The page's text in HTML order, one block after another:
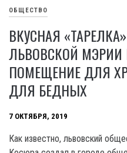
ОБЩЕСТВО
ВКУСНАЯ
ЛЬВОВСКОЙ
ПОМЕЩЕНИЕ ДЛЯ
ДЛЯ БЕДНЫХ
7 ОКТЯБРЯ, 2019
Как известно, львовский